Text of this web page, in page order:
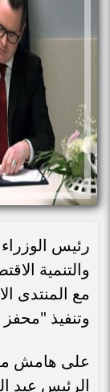
رئيس
والتنمية
مع المنتدى
وتنفيذ "محفز
على هامش
الرئيس عبد